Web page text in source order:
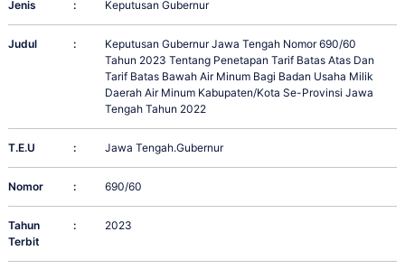
Jenis : Keputusan Gubernur
Judul :
Keputusan Gubernur Jawa Tengah Nomor 690/60
Tahun 2023 Tentang Penetapan Tarif Batas Atas Dan
Tarif Batas Bawah Air Minum Bagi Badan Usaha Milik
Daerah Air Minum Kabupaten/Kota Se-Provinsi Jawa
Tengah Tahun 2022
T.E.U : Jawa Tengah.Gubernur
Nomor : 690/60
Tahun
Terbit
: 2023